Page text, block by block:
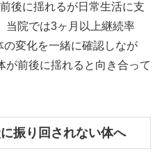
後に揺れるが日常生活に支
当院では3ヶ月以上継続率
変化を一緒に確認しなが
が前後に揺れると向き合って
振り回されない体へ